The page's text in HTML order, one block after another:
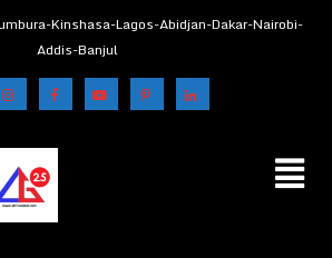
Kinshasa-Lagos-Abidjan-Dakar-Nairobi-
Addis-Banjul